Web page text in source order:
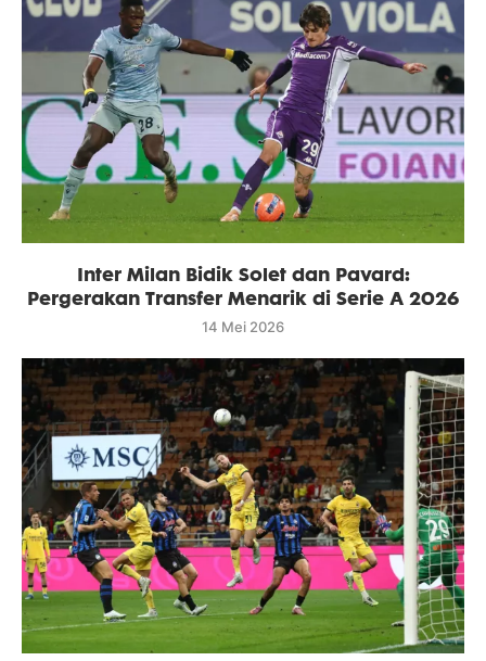
Inter Milan Bidik Solet dan Pavard:
Pergerakan Transfer Menarik di Serie A 2026
14 Mei 2026